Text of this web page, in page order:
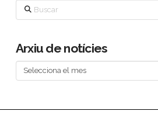
Buscar
Arxiu de notícies
Arxiu
de